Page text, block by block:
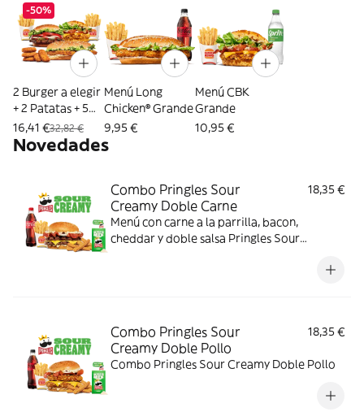
-50%
2 Burger a elegir
+ 2 Patatas + 5
Nuggets
16,41 €32,82 €
Menú Long
Chicken® Grande
9,95 €
Menú CBK
Grande
10,95 €
Novedades
Combo Pringles Sour
Creamy Doble Carne
18,35 €
Menú con carne a la parrilla, bacon,
cheddar y doble salsa Pringles Sour
Combo Pringles Sour
Creamy Doble Pollo
18,35 €
Combo Pringles Sour Creamy Doble Pollo